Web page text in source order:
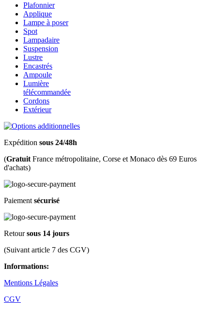
Plafonnier
Applique
Lampe à poser
Spot
Lampadaire
Suspension
Lustre
Encastrés
Ampoule
Lumière
télécommandée
Cordons
Extérieur
Expédition sous 24/48h
(Gratuit France métropolitaine, Corse et Monaco dès 69 Euros
d'achats)
Paiement sécurisé
Retoursous 14 jours
(Suivant article 7 des CGV)
Informations:
Mentions Légales
CGV